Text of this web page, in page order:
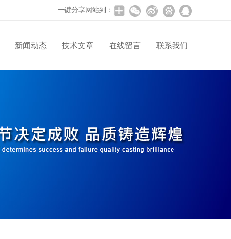
一键分享网站到：
新闻动态 技术文章 在线留言 联系我们